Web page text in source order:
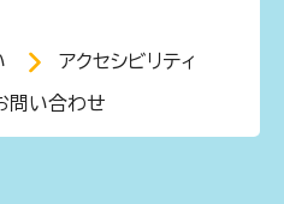
アクセシビリティ
問い合わせ